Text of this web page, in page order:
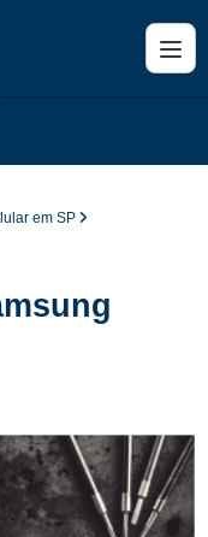
em SP